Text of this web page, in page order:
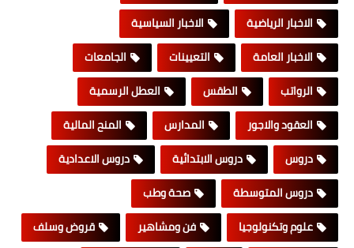
الاخبار الرياضية
الاخبار السياسية
الاخبار العامة
التعيينات
الجامعات
الرواتب
الطقس
العطل الرسمية
العقود والاجور
المدارس
المنح المالية
دروس
دروس الابتدائية
دروس الاعدادية
دروس المتوسطة
صحة وطب
علوم وتكنولوجيا
فن ومشاهير
قروض وسلف